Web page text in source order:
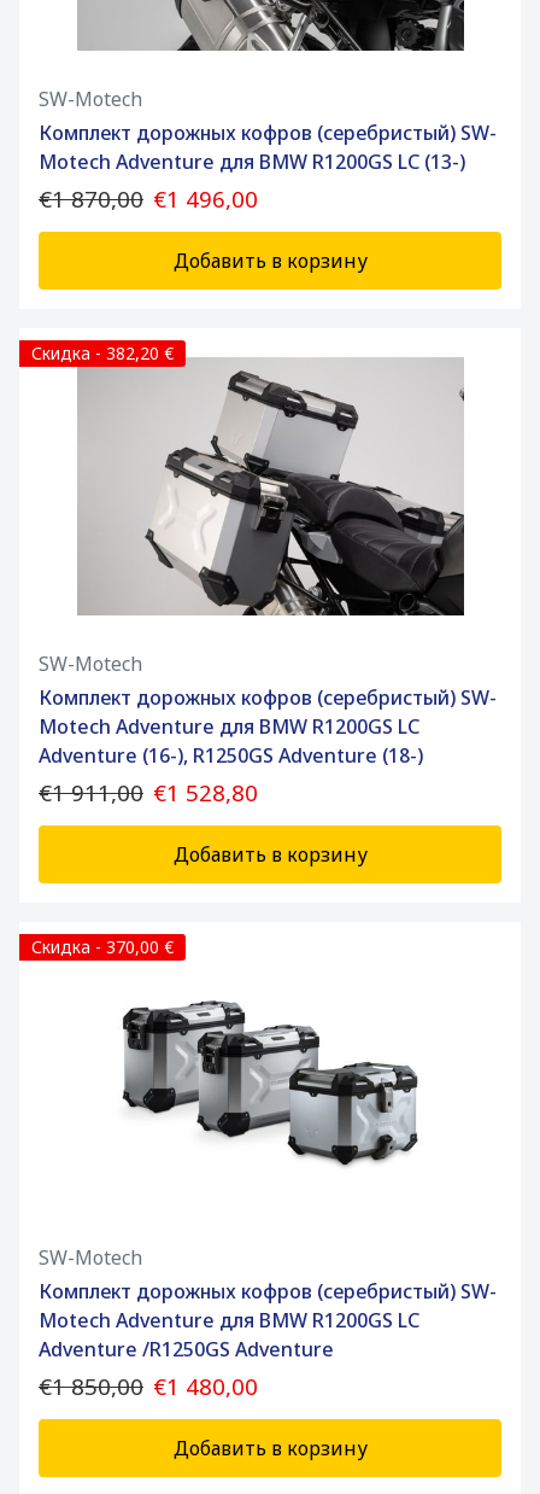
SW-Motech
Комплект дорожных кофров (серебристый) SW-
Motech Adventure для BMW R1200GS LC (13-)
€1 870,00 €1 496,00
Добавить в корзину
Скидка - 382,20 €
SW-Motech
Комплект дорожных кофров (серебристый) SW-
Motech Adventure для BMW R1200GS LC
Adventure (16-), R1250GS Adventure (18-)
€1 911,00 €1 528,80
Добавить в корзину
Скидка - 370,00 €
SW-Motech
Комплект дорожных кофров (серебристый) SW-
Motech Adventure для BMW R1200GS LC
Adventure /R1250GS Adventure
€1 850,00 €1 480,00
Добавить в корзину